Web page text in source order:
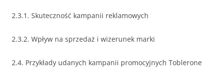
2.3.1. Skuteczność kampanii reklamowych
2.3.2. Wpływ na sprzedaż i wizerunek marki
2.4. Przykłady udanych kampanii promocyjnych Toblerone